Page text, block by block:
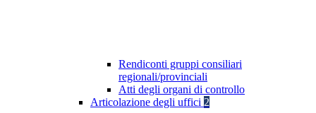
Rendiconti gruppi consiliari
regionali/provinciali
Atti degli organi di controllo
Articolazione degli uffici 2